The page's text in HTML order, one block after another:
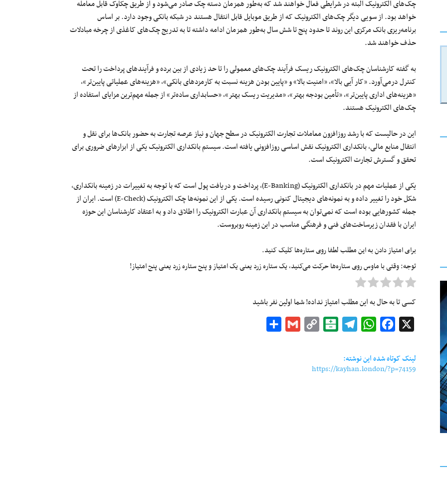
چک‌هایالکترونیک البته در شرایطی فعال خواهند شد که به‌طور همزماندستهچکصادر می‌شود و از طریق چکاوک قابل معامله
خواهد بود. از سویی دیگر چک‌های الکترونیک که از طریق موبایلقابلانتقالهستند در شبکه بانکی وجود دارد. بر اساس
برنامه‌ریزیبانک مرکزی این روند تا حدودپنجتاششسال به‌طور همزمان ادامه داشته تابهتدریجچک‌های کاغذی از چرخه مبادلات
حذف خواهند شد.
به گفته کارشناسان چک‌های الکترونیک ریسک فرآیند چک‌های معمولی را تا حد زیادی از بین برده و فرآیندهای پرداخت را تحت
کنترلدرمی‌آورد. «کار آییبالا»، «امنیت بالا» و «پایین بودن هزینه نسبت به کارمزدهای بانکی»، «هزینه‌های عملیاتی پایین‌تر»،
«هزینه‌های اداری پایین‌تر»، «تأمینبودجه بهتر»، «مدیریت ریسک بهتر»، «حسابداری ساده‌تر»ازجملهمهم‌ترینمزایای استفاده از
چک‌هایالکترونیک هستند.
این درحالیستکه با رشد روزافزون معاملات تجارت الکترونیک در سطح جهان و نیاز عرصه تجارت به حضور بانک‌ها براینقلو
انتقالمنابع مالی، بانکداری الکترونیک نقش اساسی روزافزونی یافته است. سیستم بانکداری الکترونیک یکی ازابزارهایضروری برای
تحقق و گسترش تجارت الکترونیک است.
یکی از عملیات مهم در بانکداری الکترونیک (E-Banking)، پرداخت و دریافت پول است که با توجه به تغییرات در زمینه بانکداری،
شکل خود را تغییر داده و به نمونه‌های دیجیتال کنونی رسیده است. یکی از این نمونه‌ها چک الکترونیک (E-Check) است. ایران
از
جملهکشورهایی بوده است کهنمی‌توانبه سیستم بانکداری آن عبارت الکترونیک را اطلاق داد و به اعتقاد کارشناسان این حوزه
ایران با فقدان زیرساخت‌های فنی و فرهنگی مناسب در این زمینه روبروست.
برای امتیاز دادن به این مطلب لطفا روی ستاره‌ها کلیک کنید.
توجه: وقتی با ماوس روی ستاره‌ها حرکت می‌کنید، یک ستاره زرد یعنی یک امتیاز و پنج ستاره زرد یعنی پنج امتیاز!
کسی تا به حال به این مطلب امتیاز نداده! شما اولین نفر باشید
Facebook
WhatsApp
Telegram
Balatarin
Copy
Gmail
لینک کوتاه شده این نوشته:
https://kayhan.london/?p=74159